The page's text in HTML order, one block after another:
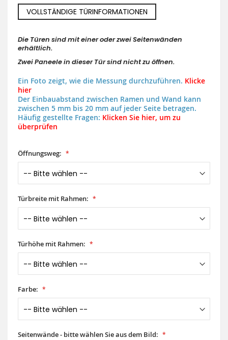
VOLLSTÄNDIGE TÜRINFORMATIONEN
Die Türen sind mit einer oder zwei Seitenwänden
erhältlich.
Zwei Paneele in dieser Tür sind nicht zu öffnen.
Ein Foto zeigt, wie die Messung durchzuführen. Klicke
hier
Der Einbauabstand zwischen Ramen und Wand kann
zwischen 5 mm bis 20 mm auf jeder Seite betragen.
Häufig gestellte Fragen: Klicken Sie hier, um zu
überprüfen
Öffnungsweg:
Türbreite mit Rahmen:
Türhöhe mit Rahmen:
Farbe:
Seitenwände - bitte wählen Sie aus dem Bild: